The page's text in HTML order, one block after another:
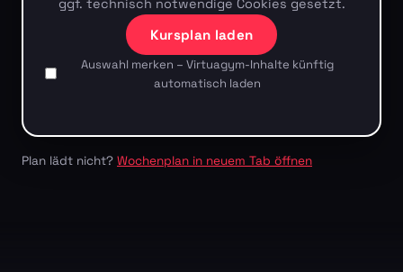
ggf. technisch notwendige Cookies gesetzt.
Kursplan laden
Auswahl merken – Virtuagym-Inhalte künftig
automatisch laden
Plan lädt nicht? Wochenplan in neuem Tab öffnen